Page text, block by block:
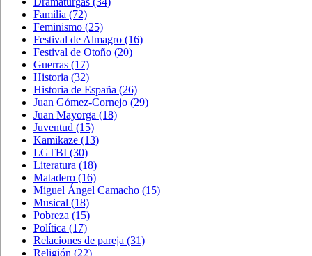
Familia (72)
Feminismo (25)
Festival de Almagro (16)
Festival de Otoño (20)
Guerras (17)
Historia (32)
Historia de España (26)
Juan Gómez-Cornejo (29)
Juan Mayorga (18)
Juventud (15)
Kamikaze (13)
LGTBI (30)
Literatura (18)
Matadero (16)
Miguel Ángel Camacho (15)
Musical (18)
Pobreza (15)
Política (17)
Relaciones de pareja (31)
Religión (22)